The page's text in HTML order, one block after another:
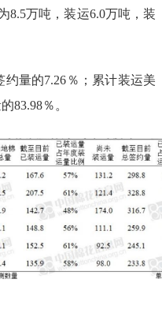
8.5万吨，装运6.0万吨，装
约量的7.26％；累计装运美
83.98％。